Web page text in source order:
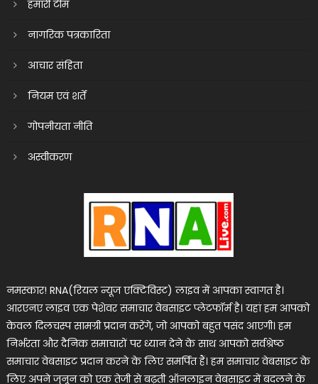
हमारी टीम
नागरिक पत्रकारिता
आचार संहिता
नियम एवं शर्तें
गोपनीयता नीति
अस्वीकरण
नमस्कार! RNA(रियल न्यूज एक्टिविस्ट) लाइव में आपका स्वागत है।
आरएनए लाइव एक पेशेवर समाचार वेबसाइट प्लेटफॉर्म है। यहां हम आपको
केवल दिलचस्प सामग्री प्रदान करेंगे, जो आपको बहुत पसंद आएगी। हम
निर्भरता और दैनिक समाचारों पर ध्यान देने के साथ आपको सर्वश्रेष्ठ
समाचार वेबसाइट प्रदान करने के लिए समर्पित हैं। हम समाचार वेबसाइट के
लिए अपने जुनून को एक तेजी से बढ़ती ऑनलाइन वेबसाइट में बदलने के